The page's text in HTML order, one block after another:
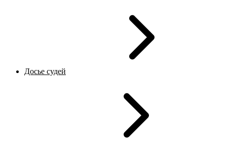
Досье судей